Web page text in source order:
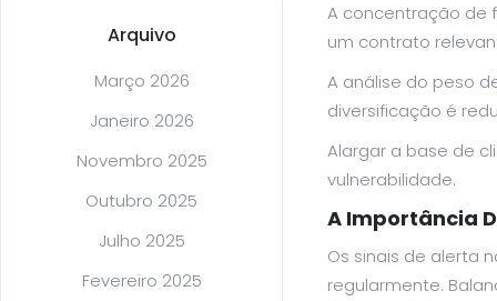
Arquivo
Março 2026
Janeiro 2026
Novembro 2025
Outubro 2025
Julho 2025
Fevereiro 2025
A concentração de
um contrato
A análise do peso
diversificação é
Alargar a base de
vulnerabilidade.
A Importância
Os sinais de alerta
regularmente.